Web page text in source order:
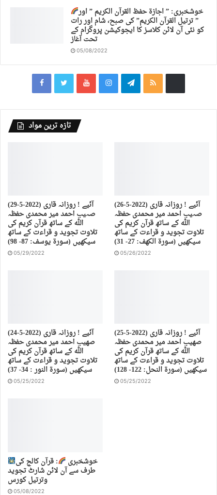
خوشخبری: ” اجازة حفظ القرآن الكريم ” اور
” ترتیل القرآن الكريم” کی صبح، شام اور رات
کو نئی آن لائن کلاسز کا ایجوکیشن پروگرام کے
تحت آغاز
05/08/2022
تازہ ترین مواد
(29-5-2022) آئیے ! روزانہ قاری
صہیب احمد میر محمدی حفظہ
اللہ کے ساتھ قرآن کریم کی
تلاوت تجوید و قراءت کے ساتھ
سیکھیں (سورة يوسف: 87- 98)
05/29/2022
(26-5-2022) آئیے ! روزانہ قاری
صہیب احمد میر محمدی حفظہ
اللہ کے ساتھ قرآن کریم کی
تلاوت تجوید و قراءت کے ساتھ
سیکھیں (سورة الكهف: 27- 31)
05/26/2022
(24-5-2022) آئیے ! روزانہ قاری
صهیب احمد میر محمدی حفظہ
اللہ کے ساتھ قرآن کریم کی
تلاوت تجوید و قراءت کے ساتھ
سیکھیں (سورة النور : 34- 37)
05/25/2022
(25-5-2022) آئیے ! روزانہ قاری
صهیب احمد میر محمدی حفظہ
اللہ کے ساتھ قرآن کریم کی
تلاوت تجوید و قراءت کے ساتھ
سیکھیں (سورة النحل: 122- 128)
05/25/2022
خوشخبری : قرآن کالج کی
طرف سے آن لائن شارٹ تجوید
وترتیل کورس
05/08/2022